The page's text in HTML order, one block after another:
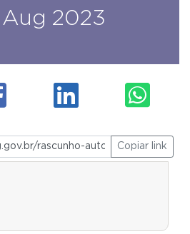
Aug 2023
Copiar link